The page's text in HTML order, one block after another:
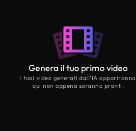
Genera il tuo primo video
I tuoi video generati dall’IA appariranno
qui non appena saranno pronti.